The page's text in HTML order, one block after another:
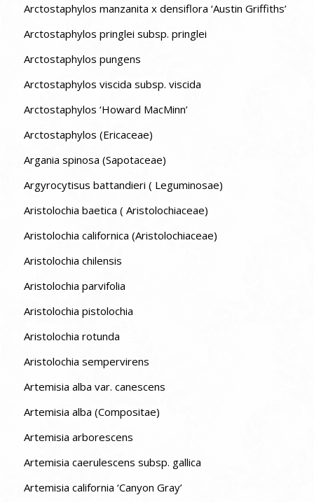
Arctostaphylos manzanita x densiflora ‘Austin Griffiths’
Arctostaphylos pringlei subsp. pringlei
Arctostaphylos pungens
Arctostaphylos viscida subsp. viscida
Arctostaphylos ‘Howard MacMinn’
Arctostaphylos (Ericaceae)
Argania spinosa (Sapotaceae)
Argyrocytisus battandieri ( Leguminosae)
Aristolochia baetica ( Aristolochiaceae)
Aristolochia californica (Aristolochiaceae)
Aristolochia chilensis
Aristolochia parvifolia
Aristolochia pistolochia
Aristolochia rotunda
Aristolochia sempervirens
Artemisia alba var. canescens
Artemisia alba (Compositae)
Artemisia arborescens
Artemisia caerulescens subsp. gallica
Artemisia california ‘Canyon Gray’